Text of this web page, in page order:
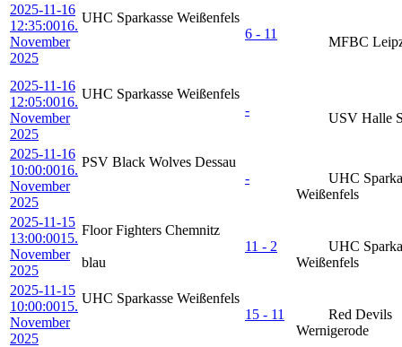
2025-11-16
12:35:0016.
November
2025
UHC Sparkasse Weißenfels
6 - 11
MFBC
2025-11-16
12:05:0016.
November
2025
UHC Sparkasse Weißenfels
-
USV Halle
2025-11-16
10:00:0016.
November
2025
PSV Black Wolves Dessau
-
UHC
Weißenfels
2025-11-15
13:00:0015.
November
2025
Floor Fighters Chemnitz
blau
11 - 2
UHC
Weißenfels
2025-11-15
10:00:0015.
November
2025
UHC Sparkasse Weißenfels
15 - 11
Red Devils
Wernigerode